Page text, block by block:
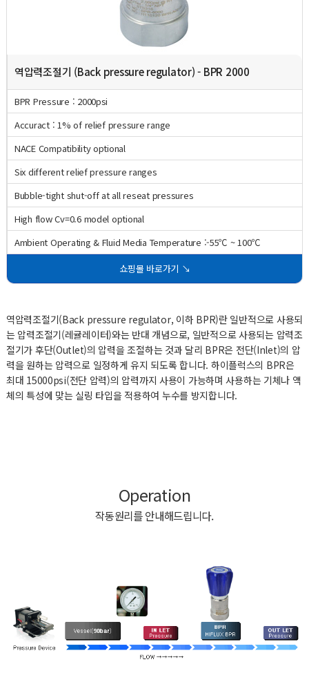
역압력조절기 (Back pressure regulator) - BPR 2000
BPR Pressure : 2000psi
Accuract : 1% of relief pressure range
NACE Compatibility optional
Six different relief pressure ranges
Bubble-tight shut-off at all reseat pressures
High flow Cv=0.6 model optional
Ambient Operating & Fluid Media Temperature :-55℃ ~ 100℃
쇼핑몰 바로가기 ↘
역압력조절기(Back pressure regulator, 이하 BPR)란 일반적으로 사용되
는 압력조절기(레귤레이터)와는 반대 개념으로, 일반적으로 사용되는 압력조
절기가 후단(Outlet)의 압력을 조절하는 것과 달리 BPR은 전단(Inlet)의 압
력을 원하는 압력으로 일정하게 유지 되도록 합니다. 하이플럭스의 BPR은
최대 15000psi(전단 압력)의 압력까지 사용이 가능하며 사용하는 기체나 액
체의 특성에 맞는 실링 타입을 적용하여 누수를 방지합니다.
Operation
작동원리를 안내해드립니다.